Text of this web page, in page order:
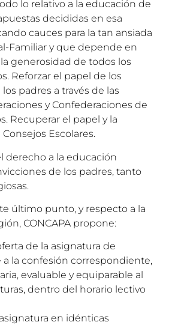
lo relativo a la educación de
decididas en esa
cauces para la tan ansiada
Familiar y que depende en
generosidad de todos los
Reforzar el papel de los
padres a través de las
y Confederaciones de
Recuperar el papel y la
Escolares.
derecho a la educación
de los padres, tanto
último punto, y respecto a la
CONCAPA propone:
de la asignatura de
la confesión correspondiente,
evaluable y equiparable al
dentro del horario lectivo
en idénticas